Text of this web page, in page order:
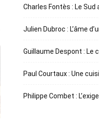
Charles Fontès : Le
Julien Dubroc : L’âme
Guillaume Despont :
Paul Courtaux : Une
Philippe Combet :